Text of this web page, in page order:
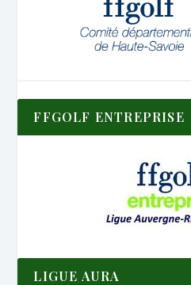
FFGOLF ENTREPRISE
LIGUE AURA